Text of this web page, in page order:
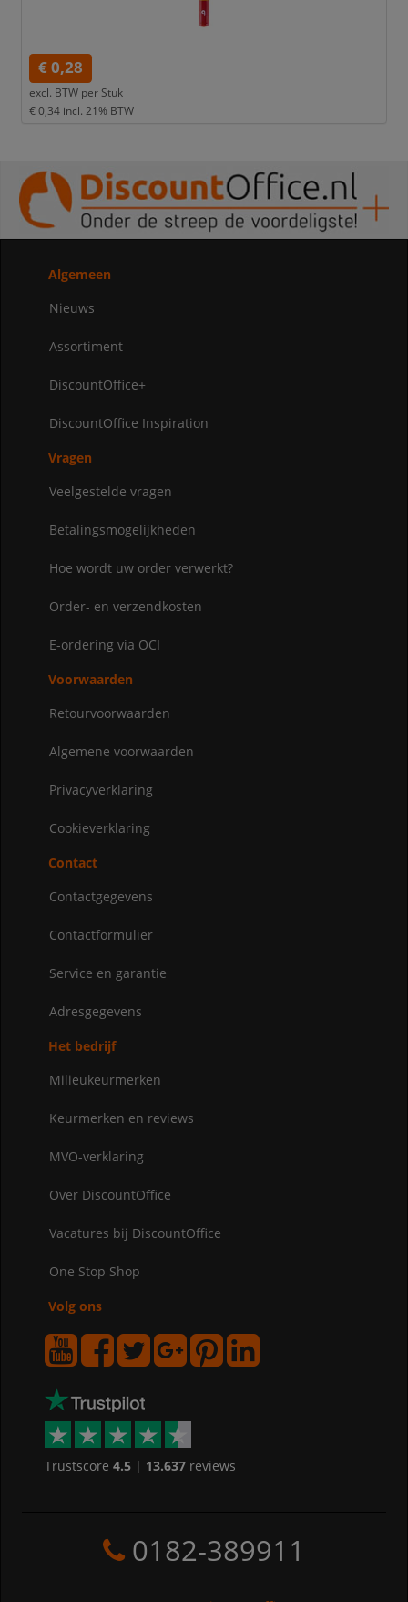
€ 0,28
excl. BTW per Stuk
€ 0,34 incl. 21% BTW
Algemeen
Nieuws
Assortiment
DiscountOffice+
DiscountOffice Inspiration
Vragen
Veelgestelde vragen
Betalingsmogelijkheden
Hoe wordt uw order verwerkt?
Order- en verzendkosten
E-ordering via OCI
Voorwaarden
Retourvoorwaarden
Algemene voorwaarden
Privacyverklaring
Cookieverklaring
Contact
Contactgegevens
Contactformulier
Service en garantie
Adresgegevens
Het bedrijf
Milieukeurmerken
Keurmerken en reviews
MVO-verklaring
Over DiscountOffice
Vacatures bij DiscountOffice
One Stop Shop
Volg ons
Trustscore 4.5| 13.637reviews
0182-389911